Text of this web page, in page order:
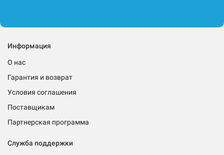
Информация
О нас
Гарантия и возврат
Условия соглашения
Поставщикам
Партнерская программа
Служба поддержки